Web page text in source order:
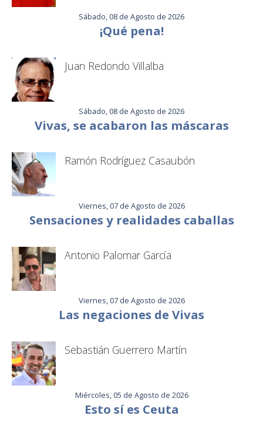
Sábado, 08 de Agosto de 2026
¡Qué pena!
Juan Redondo Villalba
Sábado, 08 de Agosto de 2026
Vivas, se acabaron las máscaras
Ramón Rodríguez Casaubón
Viernes, 07 de Agosto de 2026
Sensaciones y realidades caballas
Antonio Palomar García
Viernes, 07 de Agosto de 2026
Las negaciones de Vivas
Sebastián Guerrero Martín
Miércoles, 05 de Agosto de 2026
Esto sí es Ceuta